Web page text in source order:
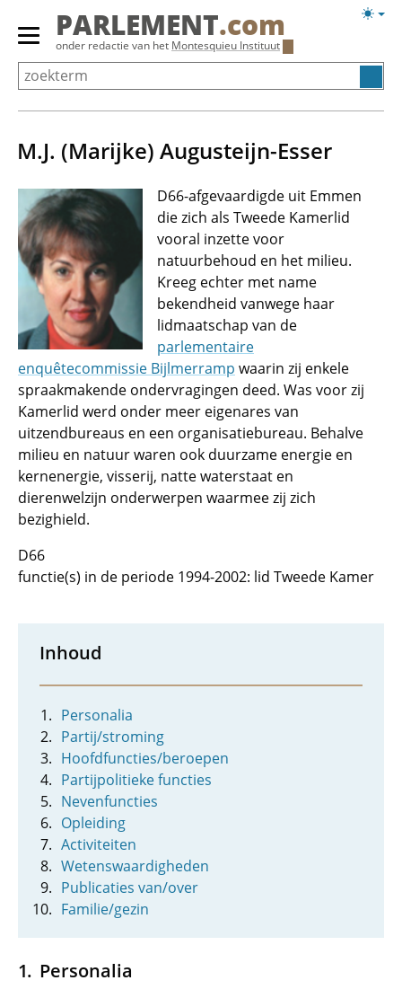
Overslaan
Primair
menu
tonen/verbergen
PARLEMENT.com
onder redactie van het Montesquieu Instituut
M.J. (Marijke) Augusteijn-Esser
D66-afgevaardigde uit Emmen
die zich als Tweede Kamerlid
vooral inzette voor
natuurbehoud en het milieu.
Kreeg echter met name
bekendheid vanwege haar
lidmaatschap van de
parlementaire
enquêtecommissie Bijlmerramp waarin zij enkele
spraakmakende ondervragingen deed. Was voor zij
Kamerlid werd onder meer eigenares van
uitzendbureaus en een organisatiebureau. Behalve
milieu en natuur waren ook duurzame energie en
kernenergie, visserij, natte waterstaat en
dierenwelzijn onderwerpen waarmee zij zich
bezighield.
D66
functie(s) in de periode 1994-2002: lid Tweede Kamer
Inhoud
Personalia
Partij/stroming
Hoofdfuncties/beroepen
Partijpolitieke functies
Nevenfuncties
Opleiding
Activiteiten
Wetenswaardigheden
Publicaties van/over
Familie/gezin
Personalia